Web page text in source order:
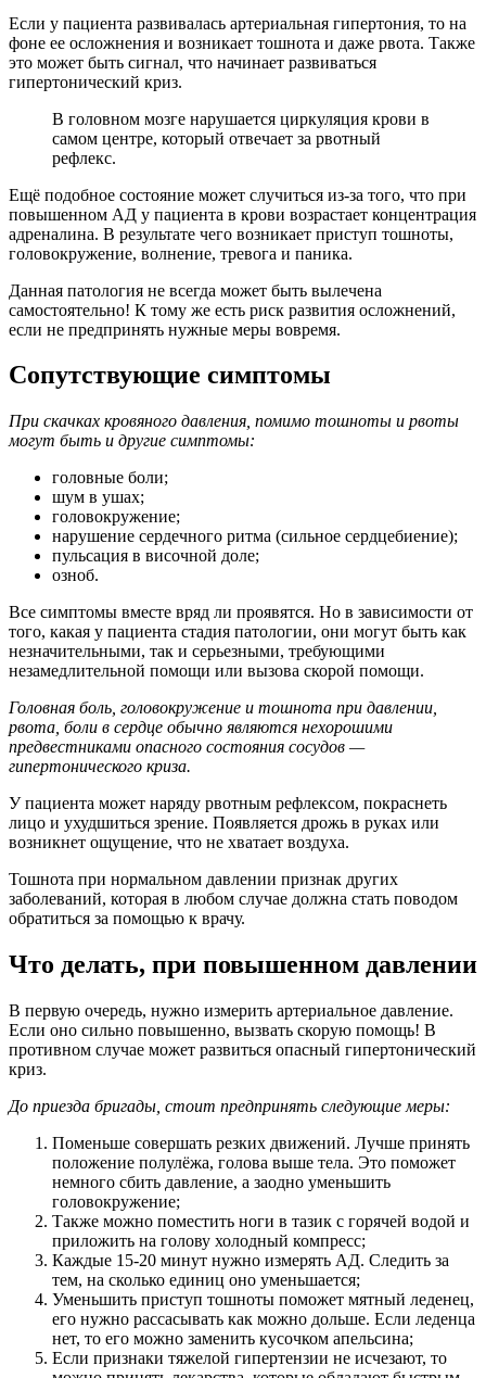
Если у пациента развивалась артериальная гипертония, то на
фоне ее осложнения и возникает тошнота и даже рвота. Также
это может быть сигнал, что начинает развиваться
гипертонический криз.
В головном мозге нарушается циркуляция крови в
самом центре, который отвечает за рвотный
рефлекс.
Ещё подобное состояние может случиться из-за того, что при
повышенном АД у пациента в крови возрастает концентрация
адреналина. В результате чего возникает приступ тошноты,
головокружение, волнение, тревога и паника.
Данная патология не всегда может быть вылечена
самостоятельно! К тому же есть риск развития осложнений,
если не предпринять нужные меры вовремя.
Сопутствующие симптомы
При скачках кровяного давления, помимо тошноты и рвоты
могут быть и другие симптомы:
головные боли;
шум в ушах;
головокружение;
нарушение сердечного ритма (сильное сердцебиение);
пульсация в височной доле;
озноб.
Все симптомы вместе вряд ли проявятся. Но в зависимости от
того, какая у пациента стадия патологии, они могут быть как
незначительными, так и серьезными, требующими
незамедлительной помощи или вызова скорой помощи.
Головная боль, головокружение и тошнота при давлении,
рвота, боли в сердце обычно являются нехорошими
предвестниками опасного состояния сосудов —
гипертонического криза.
У пациента может наряду рвотным рефлексом, покраснеть
лицо и ухудшиться зрение. Появляется дрожь в руках или
возникнет ощущение, что не хватает воздуха.
Тошнота при нормальном давлении признак других
заболеваний, которая в любом случае должна стать поводом
обратиться за помощью к врачу.
Что делать, при повышенном давлении
В первую очередь, нужно измерить артериальное давление.
Если оно сильно повышенно, вызвать скорую помощь! В
противном случае может развиться опасный гипертонический
криз.
До приезда бригады, стоит предпринять следующие меры:
Поменьше совершать резких движений. Лучше принять
положение полулёжа, голова выше тела. Это поможет
немного сбить давление, а заодно уменьшить
головокружение;
Также можно поместить ноги в тазик с горячей водой и
приложить на голову холодный компресс;
Каждые 15-20 минут нужно измерять АД. Следить за
тем, на сколько единиц оно уменьшается;
Уменьшить приступ тошноты поможет мятный леденец,
его нужно рассасывать как можно дольше. Если леденца
нет, то его можно заменить кусочком апельсина;
Если признаки тяжелой гипертензии не исчезают, то